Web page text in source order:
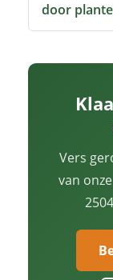
door
Vers
van